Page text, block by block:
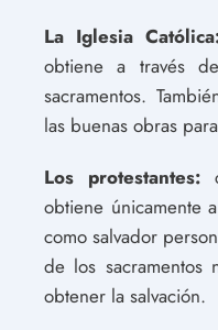
La Iglesia
obtiene a través
sacramentos.
las buenas obras
Los protestantes:
obtiene únicamente
como salvador
de los sacramentos
obtener la salvación.